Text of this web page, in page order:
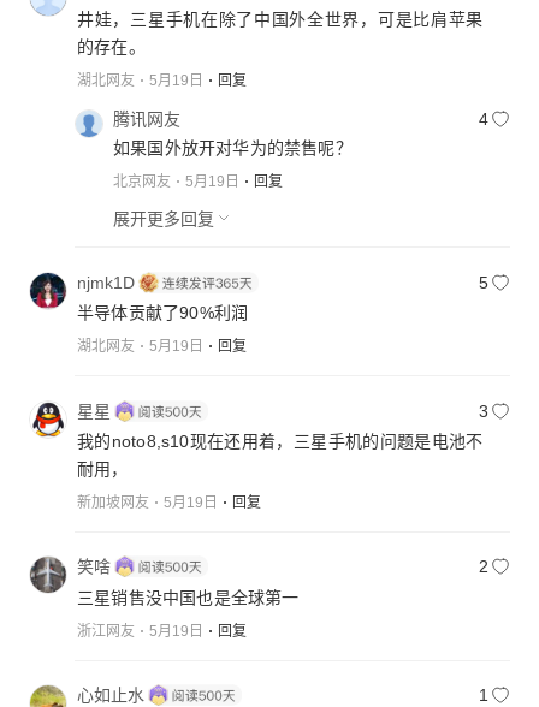
井娃，三星手机在除了中国外全世界，可是比肩苹果
的存在。
湖北网友 5月19日 回复
腾讯网友
4
如果国外放开对华为的禁售呢？
北京网友 5月19日 回复
展开更多回复
njmk1D
5
半导体贡献了90%利润
湖北网友 5月19日 回复
星星
3
我的noto8,s10现在还用着，三星手机的问题是电池不
耐用，
新加坡网友 5月19日 回复
笑啥
2
三星销售没中国也是全球第一
浙江网友 5月19日 回复
心如止水
1